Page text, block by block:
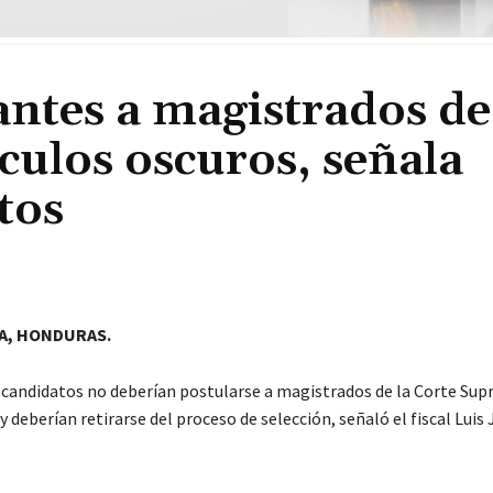
a magistrados
oscuros, señala
HONDURAS.
no deberían postularse a magistrados de la Corte
deberían retirarse del proceso de selección, señaló el fiscal Luis